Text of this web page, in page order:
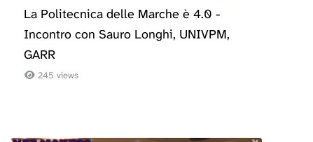
La Politecnica delle Marche è 4.0 -
Incontro con Sauro Longhi, UNIVPM,
GARR
245 views